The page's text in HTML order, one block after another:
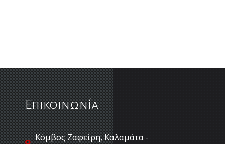
Επικοινωνία
Κόμβος Ζαφείρη, Καλαμάτα -